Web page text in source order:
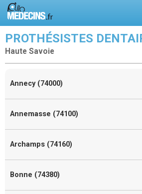
PROTHÉSISTES
Haute Savoie
Annecy (74000)
Annemasse (74100)
Archamps (74160)
Bonne (74380)